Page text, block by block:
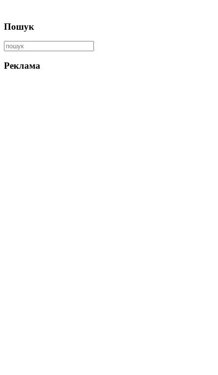
Пошук
Реклама